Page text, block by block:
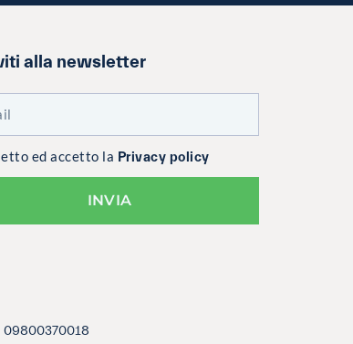
alla newsletter
ed accetto la Privacy policy
INVIA
09800370018